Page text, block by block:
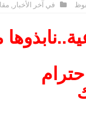
في آخر الأخبار ,